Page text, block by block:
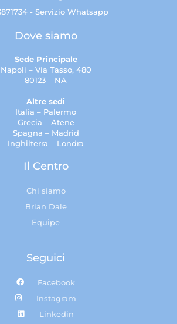
- Servizio Whatsapp
Dove siamo
Sede Principale
Napoli – Via Tasso, 480
80123 – NA
Altre sedi
Italia – Palermo
Grecia – Atene
Spagna – Madrid
Inghilterra – Londra
Il Centro
Chi siamo
Brian Dale
Equipe
Seguici
Facebook
Instagram
Linkedin